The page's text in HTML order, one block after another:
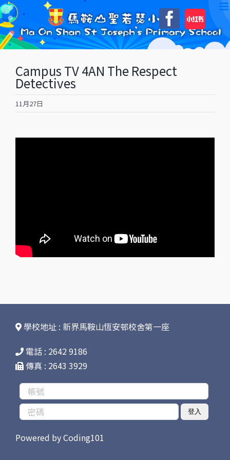
Skip
to
content
自
訂
Campus TV 4AN The Respect
Detectives
11月27日
學校地址 : 新界馬鞍山恆安邨校舍第一座
電話 : 2642 9186
傳真 : 2643 3929
登入
Powered byCoding101